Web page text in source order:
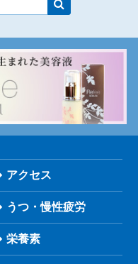
アクセス
うつ・慢性疲労
栄養素